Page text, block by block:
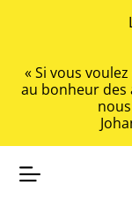
« Si vous
au bonheur des